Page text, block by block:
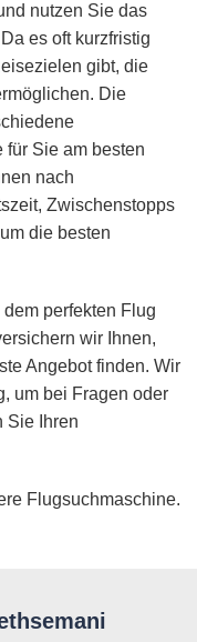
nutzen Sie das
es oft kurzfristig
gibt, die
Die
für Sie am besten
nach
Zwischenstopps
die besten
perfekten Flug
wir Ihnen,
Angebot finden. Wir
um bei Fragen oder
Sie Ihren
Flugsuchmaschine.